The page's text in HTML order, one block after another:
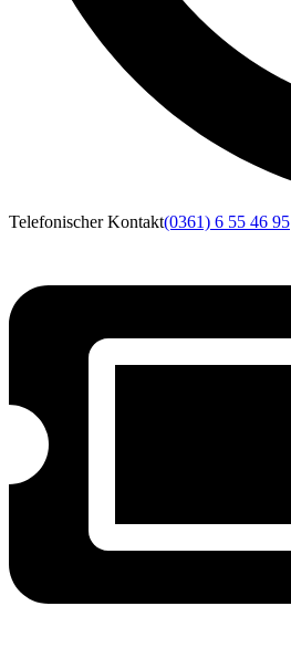
Telefonischer Kontakt(0361) 6 55 46 95